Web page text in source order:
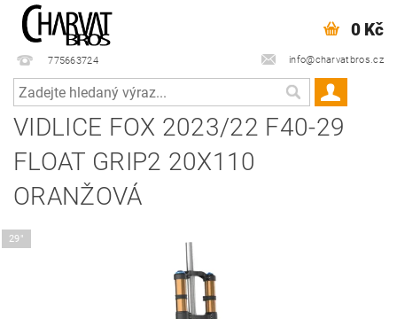
775663724 info@charvatbros.cz
0 Kč
VIDLICE FOX 2023/22 F40-29
FLOAT GRIP2 20X110
ORANŽOVÁ
29"